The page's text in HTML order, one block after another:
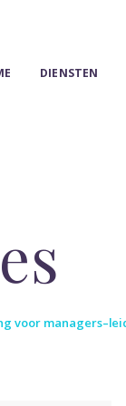
DIENSTEN
voor